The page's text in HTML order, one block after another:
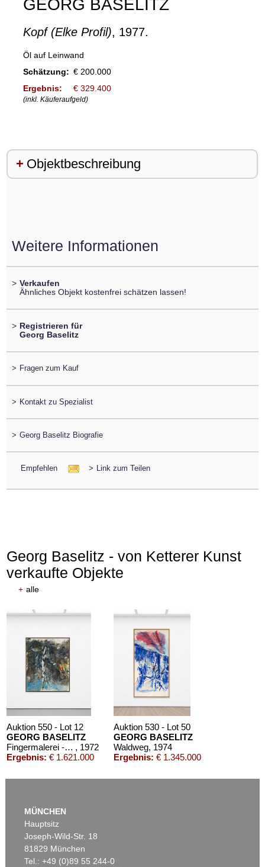
GEORG BASELITZ
Kopf (Elke Profil), 1977.
Öl auf Leinwand
Schätzung: € 200.000
Ergebnis:
€ 329.400
(inkl. Käuferaufgeld)
Objektbeschreibung
Weitere Informationen
> Verkaufen
Ähnliches Objekt kostenfrei schätzen lassen!
> Registrieren für
Georg Baselitz
> Fragen zum Kauf
> Kontakt zu Spezialist
> Georg Baselitz Biografie
Empfehlen > Link zum Teilen
Georg Baselitz - von Ketterer Kunst
verkaufte Objekte
+ alle
Auktion 550 - Lot 12
GEORG BASELITZ
Fingermalerei - Birke , 1972
Ergebnis: € 1.621.000
Auktion 530 - Lot 50
GEORG BASELITZ
Waldweg, 1974
Ergebnis: € 1.345.000
MÜNCHEN
Hauptsitz
Joseph-Wild-Str. 18
81829 München
Tel.: +49 (0)89 55 244-0